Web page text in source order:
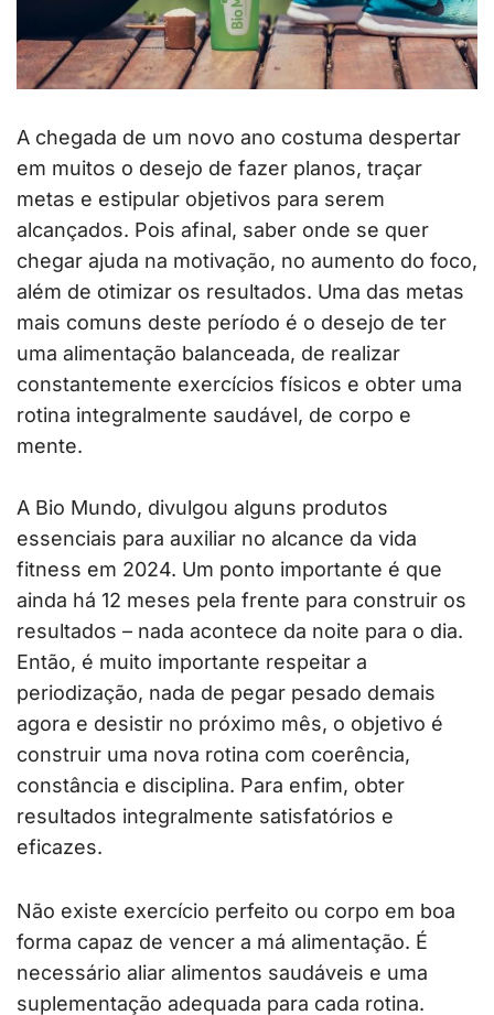
A chegada de um novo ano costuma despertar
em muitos o desejo de fazer planos, traçar
metas e estipular objetivos para serem
alcançados. Pois afinal, saber onde se quer
chegar ajuda na motivação, no aumento do foco,
além de otimizar os resultados. Uma das metas
mais comuns deste período é o desejo de ter
uma alimentação balanceada, de realizar
constantemente exercícios físicos e obter uma
rotina integralmente saudável, de corpo e
mente.
A Bio Mundo, divulgou alguns produtos
essenciais para auxiliar no alcance da vida
fitness em 2024. Um ponto importante é que
ainda há 12 meses pela frente para construir os
resultados – nada acontece da noite para o dia.
Então, é muito importante respeitar a
periodização, nada de pegar pesado demais
agora e desistir no próximo mês, o objetivo é
construir uma nova rotina com coerência,
constância e disciplina. Para enfim, obter
resultados integralmente satisfatórios e
eficazes.
Não existe exercício perfeito ou corpo em boa
forma capaz de vencer a má alimentação. É
necessário aliar alimentos saudáveis e uma
suplementação adequada para cada rotina.